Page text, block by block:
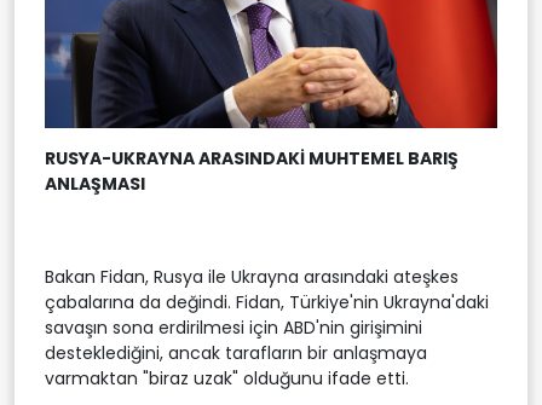
RUSYA-UKRAYNA ARASINDAKİ MUHTEMEL BARIŞ
ANLAŞMASI
Bakan Fidan, Rusya ile Ukrayna arasındaki ateşkes
çabalarına da değindi. Fidan, Türkiye'nin Ukrayna'daki
savaşın sona erdirilmesi için ABD'nin girişimini
desteklediğini, ancak tarafların bir anlaşmaya
varmaktan "biraz uzak" olduğunu ifade etti.